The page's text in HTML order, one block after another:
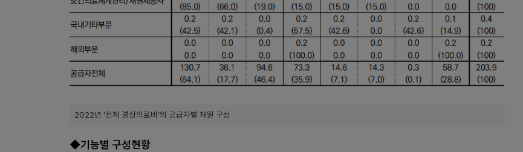
2022년 ‘전체 경상의료비’의 공급자별 재원 구성
◆기능별 구성현황